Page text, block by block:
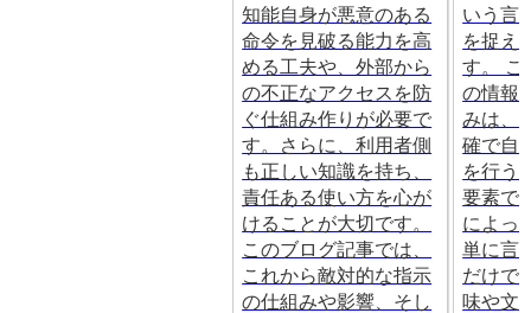
知能自身が悪意のある
命令を見破る能力を高
める工夫や、外部から
の不正なアクセスを防
ぐ仕組み作りが必要で
す。さらに、利用者側
も正しい知識を持ち、
責任ある使い方を心が
けることが大切です。
このブログ記事では、
これから敵対的な指示
の仕組みや影響、そし
いう言
を捉え
す。 こ
の情報
みは、
確で自
を行う
要素で
によっ
単に言
だけで
味や文